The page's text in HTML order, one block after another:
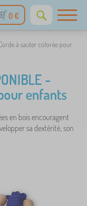
0 €
à sauter colorée pour
-
enfants
en bois encouragent
sa dextérité, son